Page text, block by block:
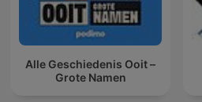
Alle Geschiedenis Ooit –
Grote Namen